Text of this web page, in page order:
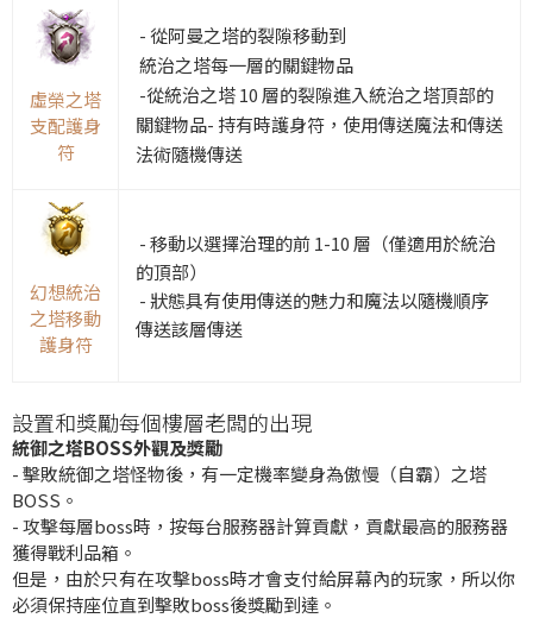
虛榮之塔
支配護身
符
- 從阿曼之塔的裂隙移動到
統治之塔每一層的關鍵物品
-從統治之塔 10 層的裂隙進入統治之塔頂部的
關鍵物品- 持有時護身符，使用傳送魔法和傳送
法術隨機傳送
幻想統治
之塔移動
護身符
- 移動以選擇治理的前 1-10 層（僅適用於統治
的頂部）
- 狀態具有使用傳送的魅力和魔法以隨機順序
傳送該層傳送
設置和獎勵每個樓層老闆的出現
統御之塔BOSS外觀及獎勵
- 擊敗統御之塔怪物後，有一定機率變身為傲慢（自霸）之塔
BOSS。
- 攻擊每層boss時，按每台服務器計算貢獻，貢獻最高的服務器
獲得戰利品箱。
但是，由於只有在攻擊boss時才會支付給屏幕內的玩家，所以你
必須保持座位直到擊敗boss後獎勵到達。